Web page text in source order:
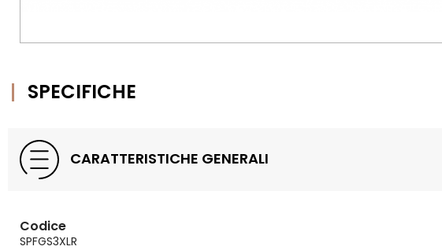
SPECIFICHE
CARATTERISTICHE GENERALI
Codice
SPFGS3XLR